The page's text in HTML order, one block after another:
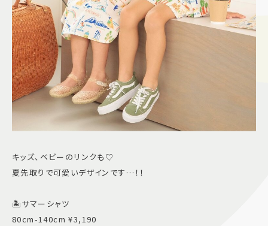
キッズ、ベビーのリンクも♡
夏先取りで可愛いデザインです…！！
🏝️サマーシャツ
80cm-140cm ¥3,190